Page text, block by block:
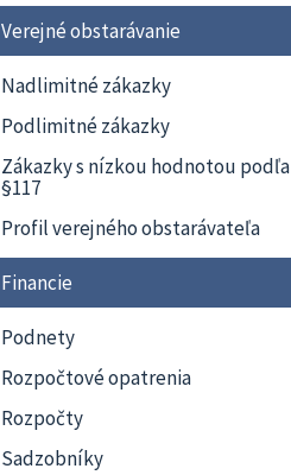
Verejné obstarávanie
Nadlimitné zákazky
Podlimitné zákazky
Zákazky s nízkou hodnotou podľa
§117
Profil verejného obstarávateľa
Financie
Podnety
Rozpočtové opatrenia
Rozpočty
Sadzobníky